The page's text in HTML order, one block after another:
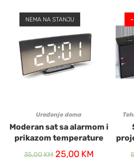
NEMA NA STANJU
Uređenje doma
Moderan sat sa alarmom i
prikazom temperature
35,00KM 25,00 KM
-